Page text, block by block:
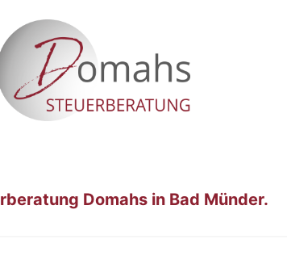
Domahs in Bad Münder.